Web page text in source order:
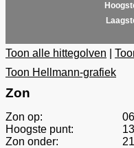
Toon alle hittegolven
Toon Hellmann-grafiek
Zon
Zon op:
Hoogste punt:
Zon onder: